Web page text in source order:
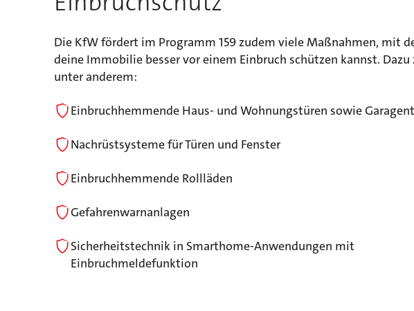
Die KfW fördert im Programm 159 zudem viele Maßnahmen, mit
deine Immobilie besser vor einem Einbruch schützen kannst. Dazu
unter anderem:
Einbruchhemmende Haus- und Wohnungstüren sowie
Nachrüstsysteme für Türen und Fenster
Einbruchhemmende Rollläden
Gefahrenwarnanlagen
Sicherheitstechnik in Smarthome-Anwendungen mit
Einbruchmeldefunktion